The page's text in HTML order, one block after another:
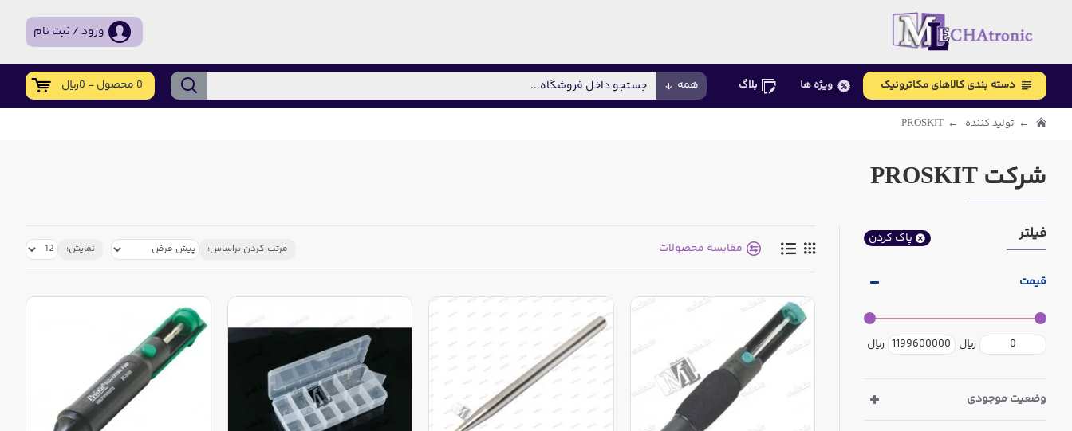
ورود / ثبت نام
دسته بندی کالاهای مکاترونیک ویژه ها بلاگ همه 0 محصول - 0ریال
تولید کننده PROSKIT
شرکت PROSKIT
فیلتر پاک کردن
قیمت
ریال ریال
وضعیت موجودی
مقایسه محصولات مرتب کردن براساس: نمایش: